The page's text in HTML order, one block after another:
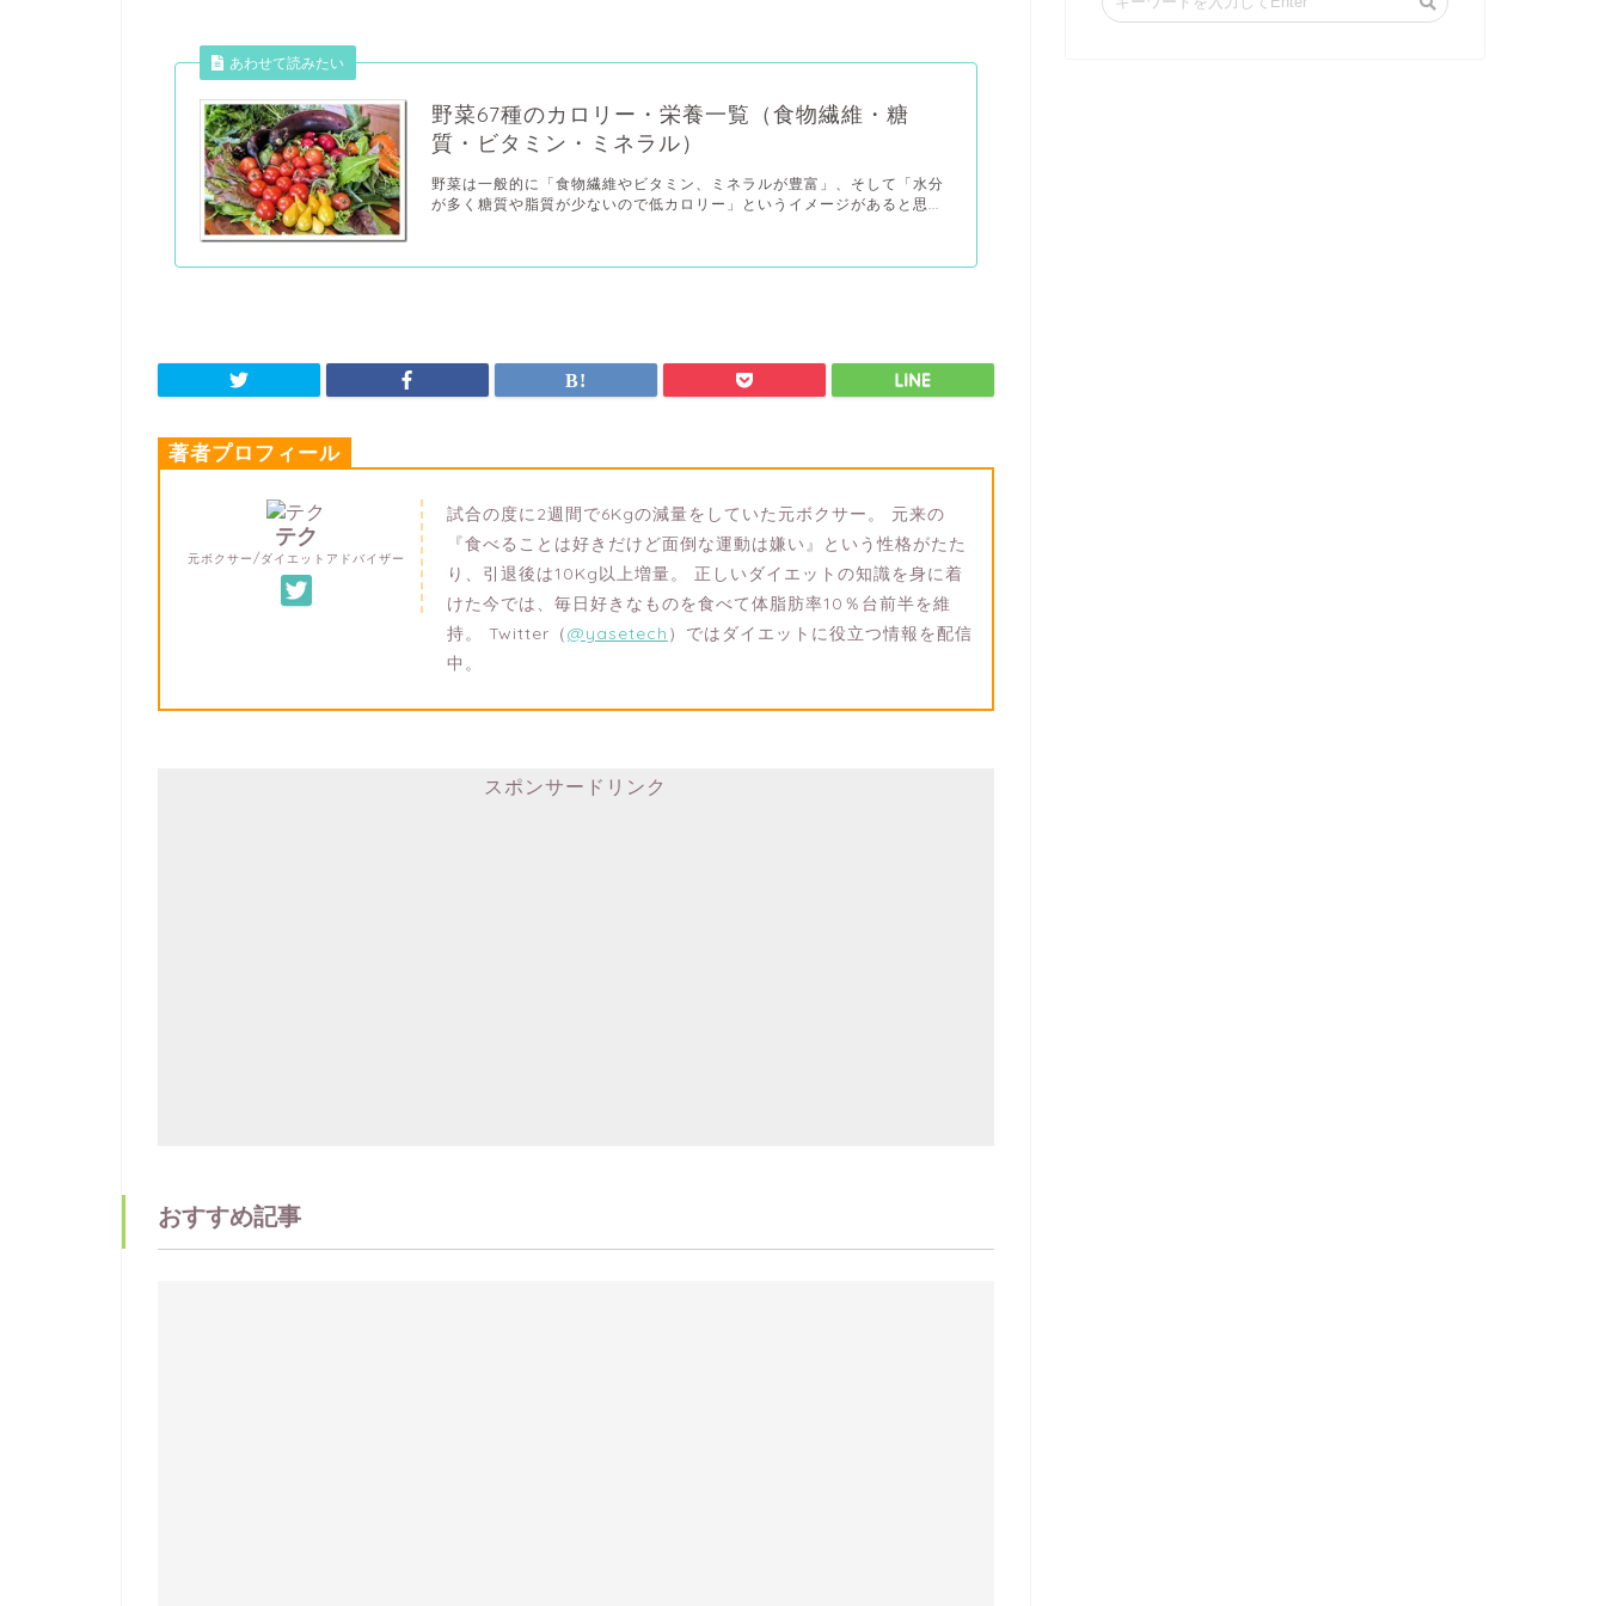
あわせて読みたい
野菜67種のカロリー・栄養一覧（食物繊維・糖
質・ビタミン・ミネラル）
野菜は一般的に「食物繊維やビタミン、ミネラルが豊富」、そして「水分
が多く糖質や脂質が少ないので低カロリー」というイメージがあると思...
著者プロフィール
テク
元ボクサー/ダイエットアドバイザー
試合の度に2週間で6Kgの減量をしていた元ボクサー。 元来の
『食べることは好きだけど面倒な運動は嫌い』という性格がたた
り、引退後は10Kg以上増量。 正しいダイエットの知識を身に着
けた今では、毎日好きなものを食べて体脂肪率10％台前半を維
持。 Twitter（@yasetech ）ではダイエットに役立つ情報を配信
中。
スポンサードリンク
おすすめ記事